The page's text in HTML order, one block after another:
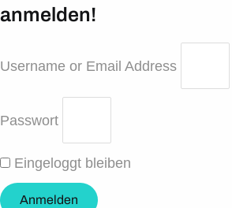
anmelden!
Username or Email Address
Passwort
Eingeloggt bleiben
Anmelden